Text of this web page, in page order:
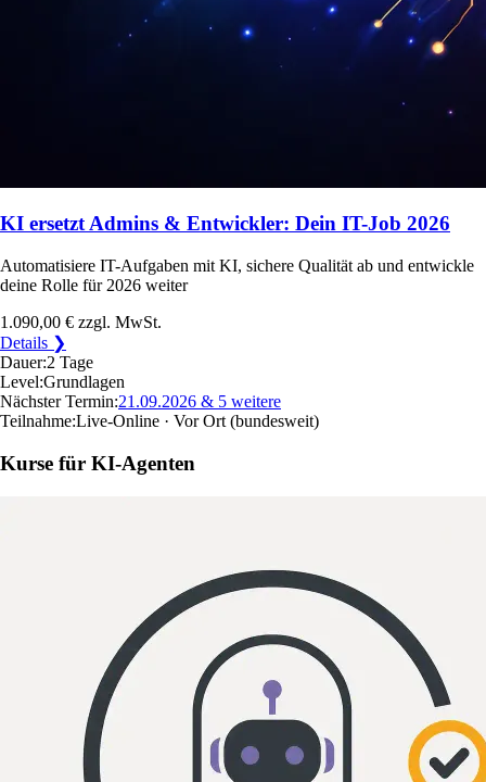
KI ersetzt Admins & Entwickler: Dein IT-Job 2026
Automatisiere IT-Aufgaben mit KI, sichere Qualität ab und entwickle
deine Rolle für 2026 weiter
1.090,00 € zzgl. MwSt.
Details ❯
Dauer:2 Tage
Level:Grundlagen
Nächster Termin:21.09.2026 & 5 weitere
Teilnahme:Live-Online · Vor Ort (bundesweit)
Kurse für KI-Agenten